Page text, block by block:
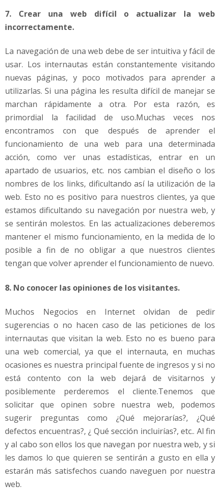
7. Crear una web difícil o actualizar la web
incorrectamente.
La navegación de una web debe de ser intuitiva y fácil de
usar. Los internautas están constantemente visitando
nuevas páginas, y poco motivados para aprender a
utilizarlas. Si una página les resulta difícil de manejar se
marchan rápidamente a otra. Por esta razón, es
primordial la facilidad de uso.Muchas veces nos
encontramos con que después de aprender el
funcionamiento de una web para una determinada
acción, como ver unas estadísticas, entrar en un
apartado de usuarios, etc. nos cambian el diseño o los
nombres de los links, dificultando así la utilización de la
web. Esto no es positivo para nuestros clientes, ya que
estamos dificultando su navegación por nuestra web, y
se sentirán molestos. En las actualizaciones deberemos
mantener el mismo funcionamiento, en la medida de lo
posible a fin de no obligar a que nuestros clientes
tengan que volver aprender el funcionamiento de nuevo.
8. No conocer las opiniones de los visitantes.
Muchos Negocios en Internet olvidan de pedir
sugerencias o no hacen caso de las peticiones de los
internautas que visitan la web. Esto no es bueno para
una web comercial, ya que el internauta, en muchas
ocasiones es nuestra principal fuente de ingresos y si no
está contento con la web dejará de visitarnos y
posiblemente perderemos el cliente.Tenemos que
solicitar que opinen sobre nuestra web, podemos
sugerir preguntas como ¿Qué mejorarías?, ¿Qué
defectos encuentras?, ¿ Qué sección incluirías?, etc.. Al fin
y al cabo son ellos los que navegan por nuestra web, y si
les damos lo que quieren se sentirán a gusto en ella y
estarán más satisfechos cuando naveguen por nuestra
web.